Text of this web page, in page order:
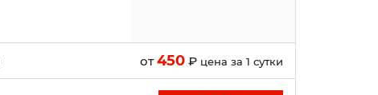
от450₽ цена за 1 сутки